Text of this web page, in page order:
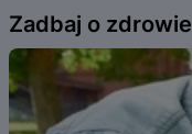
1
of
6
Zadbaj o zdrowie